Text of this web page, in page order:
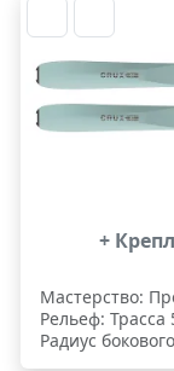
+
Мастерство:
Рельеф: Трасса
Радиус